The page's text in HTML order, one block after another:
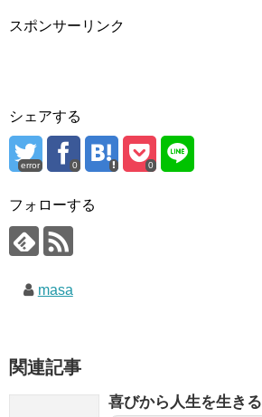
スポンサーリンク
シェアする
error 0 0
フォローする
masa
関連記事
喜びから人生を生きる